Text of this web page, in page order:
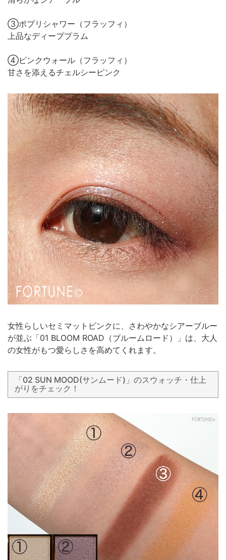
③ポプリシャワー（フラッフィ）
上品なディーププラム
④ピンクウォール（フラッフィ）
甘さを添えるチェルシーピンク
女性らしいセミマットピンクに、さわやかなシアーブルー
が並ぶ「01 BLOOM ROAD（ブルームロード）」は、大人
の女性がもつ愛らしさを高めてくれます。
「02 SUN MOOD(サンムード)」のスウォッチ・仕上
がりをチェック！